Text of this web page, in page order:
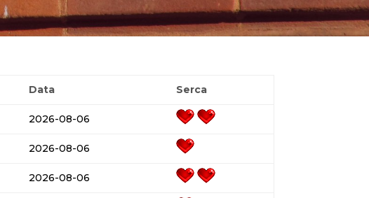
Data Serca
2026-08-06
2026-08-06
2026-08-06